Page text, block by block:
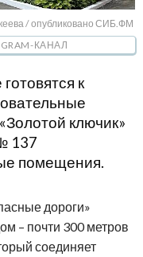
/ опубликовано СИБ.ФМ
КАНАЛ
к
ключик»
137
помещения.
дороги»
– почти 300 метров
соединяет